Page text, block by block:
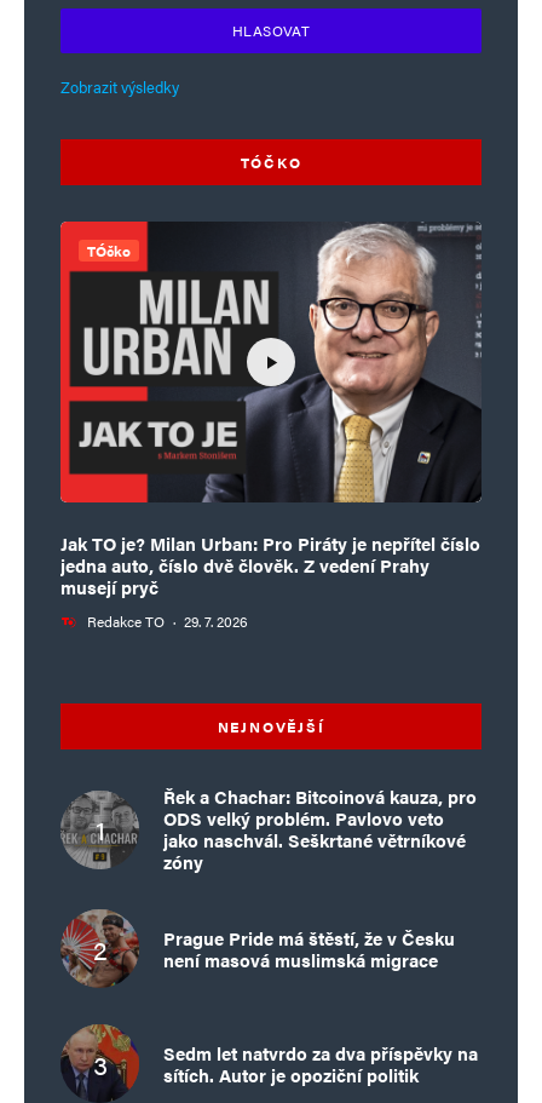
HLASOVAT
Zobrazit výsledky
TÓČKO
TÓčko
Jak TO je? Milan Urban: Pro Piráty je nepřítel číslo
jedna auto, číslo dvě člověk. Z vedení Prahy
musejí pryč
Redakce TO · 29. 7. 2026
NEJNOVĚJŠÍ
Řek a Chachar: Bitcoinová kauza, pro
ODS velký problém. Pavlovo veto
jako naschvál. Seškrtané větrníkové
zóny
Prague Pride má štěstí, že v Česku
není masová muslimská migrace
Sedm let natvrdo za dva příspěvky na
sítích. Autor je opoziční politik